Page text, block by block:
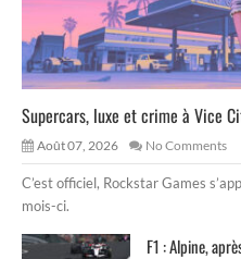
Supercars, luxe et crime à Vice
Août 07, 2026 No Comments
C’est officiel, Rockstar Games
mois-ci.
F1 : Alpine,